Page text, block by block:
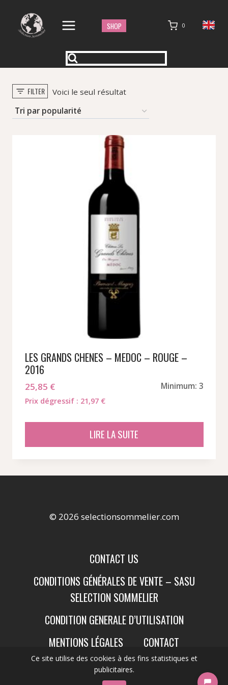
Ce site utilise des cookies à des fins statistiques et
publicitaires.
contenu
SHOP 0
FILTER Voici le seul résultat
LES GRANDS CHENES – MEDOC – ROUGE –
2016
25,85 € Minimum: 3
Prix dégressif : 21,97 €
LIRE LA SUITE
© 2026 selectionsommelier.com
CONTACT US
CONDITIONS GÉNÉRALES DE VENTE – SASU
SELECTION SOMMELIER
CONDITION GENERALE D’UTILISATION
MENTIONS LÉGALES
CONTACT